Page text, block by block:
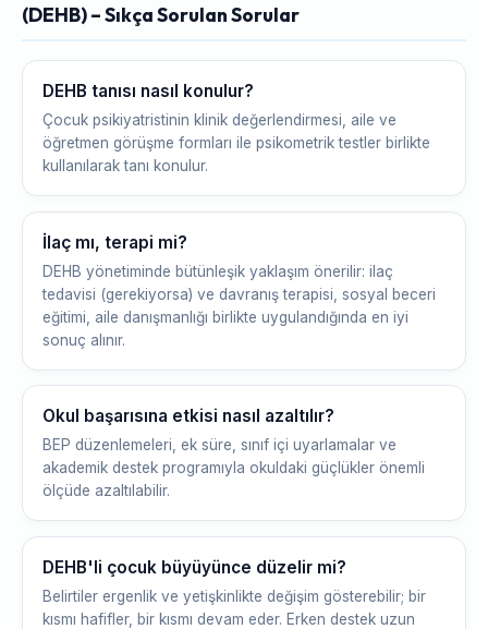
(DEHB) – Sıkça Sorulan Sorular
DEHB tanısı nasıl konulur?
Çocuk psikiyatristinin klinik değerlendirmesi, aile ve
öğretmen görüşme formları ile psikometrik testler birlikte
kullanılarak tanı konulur.
İlaç mı, terapi mi?
DEHB yönetiminde bütünleşik yaklaşım önerilir: ilaç
tedavisi (gerekiyorsa) ve davranış terapisi, sosyal beceri
eğitimi, aile danışmanlığı birlikte uygulandığında en iyi
sonuç alınır.
Okul başarısına etkisi nasıl azaltılır?
BEP düzenlemeleri, ek süre, sınıf içi uyarlamalar ve
akademik destek programıyla okuldaki güçlükler önemli
ölçüde azaltılabilir.
DEHB'li çocuk büyüyünce düzelir mi?
Belirtiler ergenlik ve yetişkinlikte değişim gösterebilir; bir
kısmı hafifler, bir kısmı devam eder. Erken destek uzun